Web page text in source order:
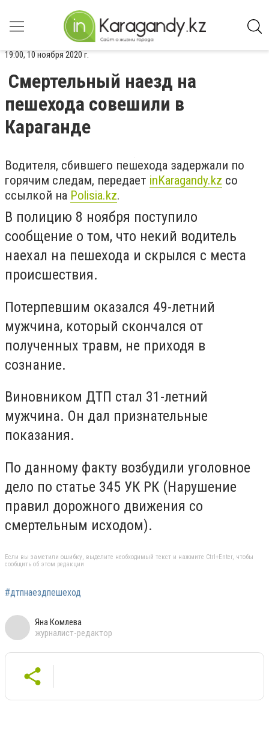
19:00, 10 ноября 2020 г.
Смертельный наезд на
пешехода совешили в
Караганде
Водителя, сбившего пешехода задержали по
горячим следам, передает inKaragandy.kz со
ссылкой на Polisia.kz.
В полицию 8 ноября поступило
сообщение о том, что некий водитель
наехал на пешехода и скрылся с места
происшествия.
Потерпевшим оказался 49-летний
мужчина, который скончался от
полученных травм, не приходя в
сознание.
Виновником ДТП стал 31-летний
мужчина. Он дал признательные
показания.
По данному факту возбудили уголовное
дело по статье 345 УК РК (Нарушение
правил дорожного движения со
смертельным исходом).
Если вы заметили ошибку, выделите необходимый текст и нажмите Ctrl+Enter, чтобы
сообщить об этом редакции
#дтпнаездпешеход
Яна Комлева
журналист-редактор